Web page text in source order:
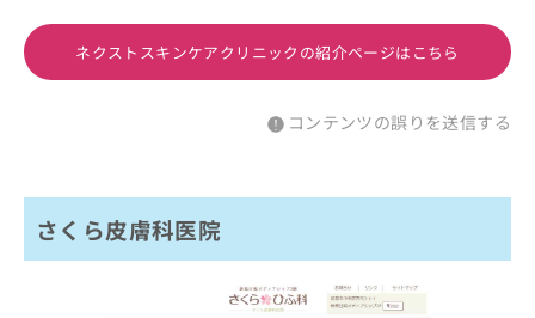
ネクストスキンケアクリニックの紹介ページはこちら
コンテンツの誤りを送信する
さくら皮膚科医院